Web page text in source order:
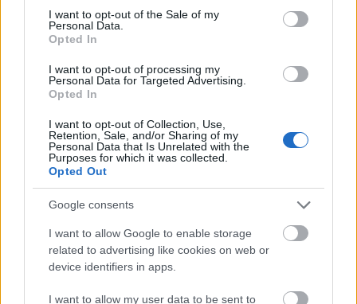
consent section.
I want to opt-out of the Sale of my
Personal Data.
Opted In
I want to opt-out of processing my
Personal Data for Targeted Advertising.
Opted In
I want to opt-out of Collection, Use,
Retention, Sale, and/or Sharing of my
Personal Data that Is Unrelated with the
Purposes for which it was collected.
Opted Out
Google consents
I want to allow Google to enable storage
related to advertising like cookies on web or
device identifiers in apps.
I want to allow my user data to be sent to